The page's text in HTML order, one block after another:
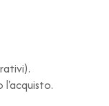
l'acquisto.